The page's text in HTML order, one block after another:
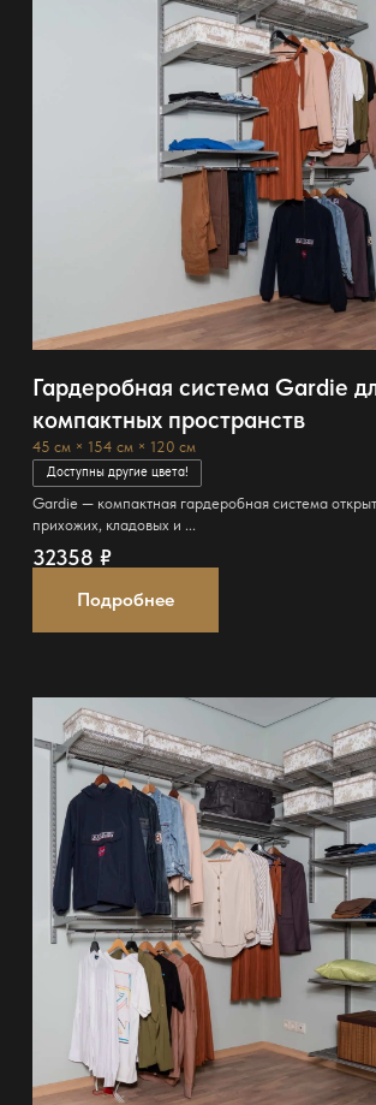
Гардеробная система Gardie
компактных пространств
45 см × 154 см × 120 см
Доступны другие цвета!
Gardie — компактная гардеробная система
прихожих, кладовых и ...
32358 ₽
Подробнее